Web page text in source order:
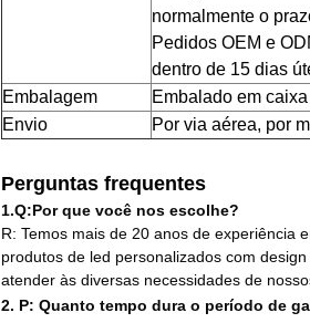
normalmente o
Pedidos OEM e
dentro de 15 dias
Embalagem
Embalado em caixa
Envio
Por via aérea, por
Perguntas frequentes
1.Q:Por que você nos escolhe?
R: Temos mais de 20 anos de experiência
produtos de led personalizados com
atender às diversas necessidades de
2. P: Quanto tempo dura o período de